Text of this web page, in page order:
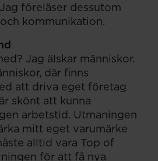
föreläser dessutom
kommunikation.
Jag älskar människor.
där finns
att driva eget företag
skönt att kunna
arbetstid. Utmaningen
mitt eget varumärke
alltid vara Top of
för att få nya